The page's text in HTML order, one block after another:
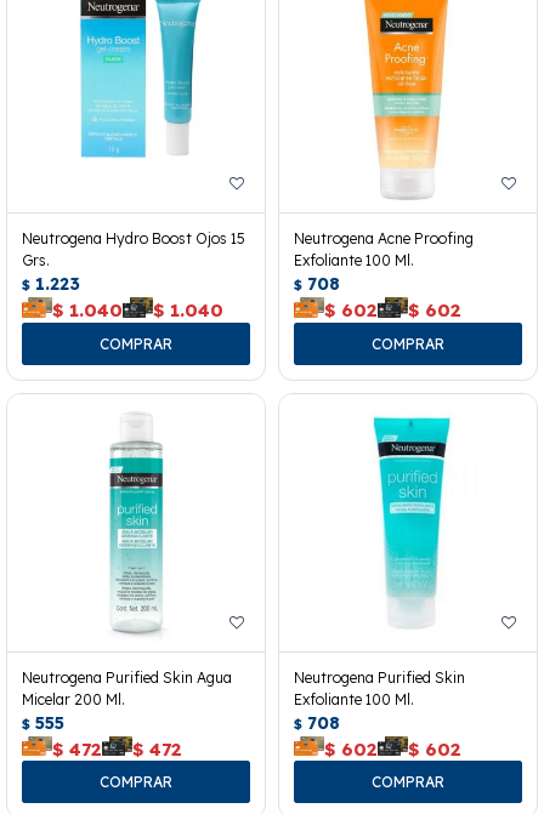
Neutrogena Hydro Boost Ojos 15
Grs.
$ 1.223
$ 1.040 $ 1.040
Neutrogena Acne Proofing
Exfoliante 100 Ml.
$ 708
$ 602 $ 602
Neutrogena Purified Skin Agua
Micelar 200 Ml.
$ 555
$ 472 $ 472
Neutrogena Purified Skin
Exfoliante 100 Ml.
$ 708
$ 602 $ 602